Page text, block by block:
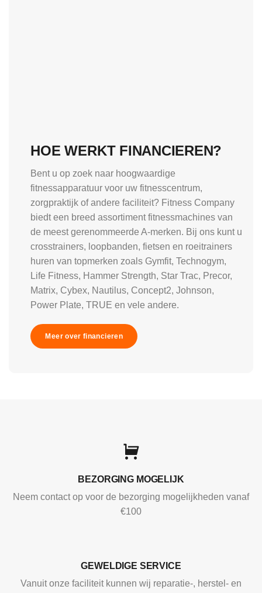
HOE WERKT FINANCIEREN?
Bent u op zoek naar hoogwaardige
fitnessapparatuur voor uw fitnesscentrum,
zorgpraktijk of andere faciliteit? Fitness Company
biedt een breed assortiment fitnessmachines van
de meest gerenommeerde A-merken. Bij ons kunt u
crosstrainers, loopbanden, fietsen en roeitrainers
huren van topmerken zoals Gymfit, Technogym,
Life Fitness, Hammer Strength, Star Trac, Precor,
Matrix, Cybex, Nautilus, Concept2, Johnson,
Power Plate, TRUE en vele andere.
Meer over financieren
BEZORGING MOGELIJK
Neem contact op voor de bezorging mogelijkheden vanaf
€100
GEWELDIGE SERVICE
Vanuit onze faciliteit kunnen wij reparatie-, herstel- en